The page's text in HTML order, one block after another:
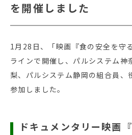
を開催しました
1月28日、「映画『食の安全を守
ラインで開催し、パルシステム神
梨、パルシステム静岡の組合員、
参加しました。
ドキュメンタリー映画